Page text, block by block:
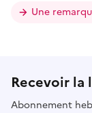
Une
Recevoir
Abonnement